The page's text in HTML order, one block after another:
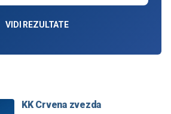
VIDI REZULTATE
KK Crvena zvezda